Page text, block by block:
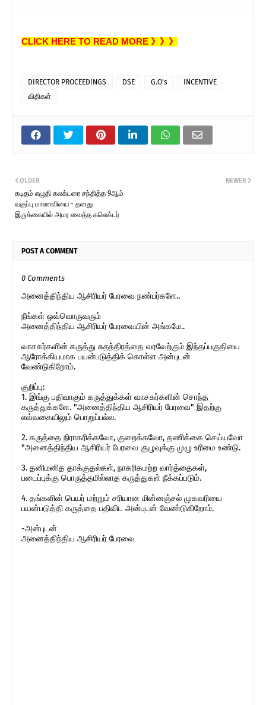
CLICK HERE TO READ MORE 》》》
DIRECTOR PROCEEDINGS DSE G.O's
INCENTIVE
விதிகள்
NEWER
OLDER
கடிதம் எழுதி கலக்டரை சந்தித்த 9ஆம்
வகுப்பு மாணவியை - தனது
இருக்கையில் அமர வைத்த கலெக்டர்
POST A COMMENT
0 Comments
அனைத்திந்திய ஆசிரியர் பேரவை நண்பர்களே..
நீங்கள் ஒவ்வொருவரும்
அனைத்திந்திய ஆசிரியர் பேரவையின் அங்கமே..
வாசகர்களின் கருத்து சுதந்திரத்தை வரவேற்கும் இந்தப்பகுதியை
ஆரோக்கியமாக பயன்படுத்திக் கொள்ள அன்புடன்
வேண்டுகிறோம்.
குறிப்பு:
1. இங்கு பதிவாகும் கருத்துக்கள் வாசகர்களின் சொந்த
கருத்துக்களே. "அனைத்திந்திய ஆசிரியர் பேரவை" இதற்கு
எவ்வகையிலும் பொறுப்பல்ல.
2. கருத்தை நிராகரிக்கவோ, குறைக்கவோ, தணிக்கை செய்யவோ
"அனைத்திந்திய ஆசிரியர் பேரவை குழுவுக்கு முழு உரிமை உண்டு.
3. தனிமனித தாக்குதல்கள், நாகரிகமற்ற வார்த்தைகள்,
படைப்புக்கு பொருத்தமில்லாத கருத்துகள் நீக்கப்படும்.
4. தங்களின் பெயர் மற்றும் சரியான மின்னஞ்சல் முகவரியை
பயன்படுத்தி கருத்தை பதிவிட அன்புடன் வேண்டுகிறோம்.
-அன்புடன்
அனைத்திந்திய ஆசிரியர் பேரவை